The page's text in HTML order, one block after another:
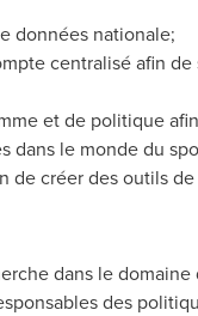
données nationale;
centralisé afin
et de politique
dans le monde du
créer des outils
dans le
des